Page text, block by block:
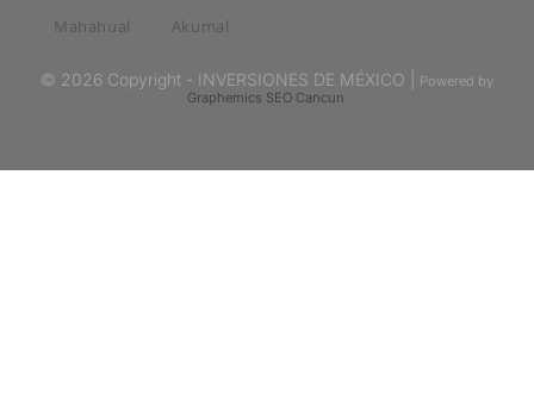
Mahahual
Akumal
© 2026 Copyright - INVERSIONES DE MÉXICO |
Powered by
Graphemics SEO Cancun